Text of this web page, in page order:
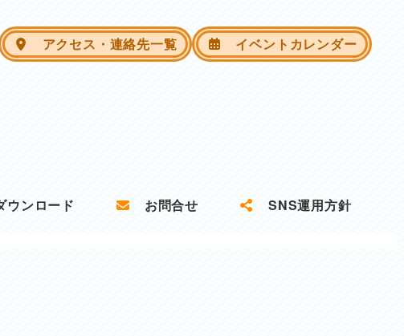
アクセス・連絡先一覧 イベントカレンダー
ウンロード お問合せ SNS運用方針